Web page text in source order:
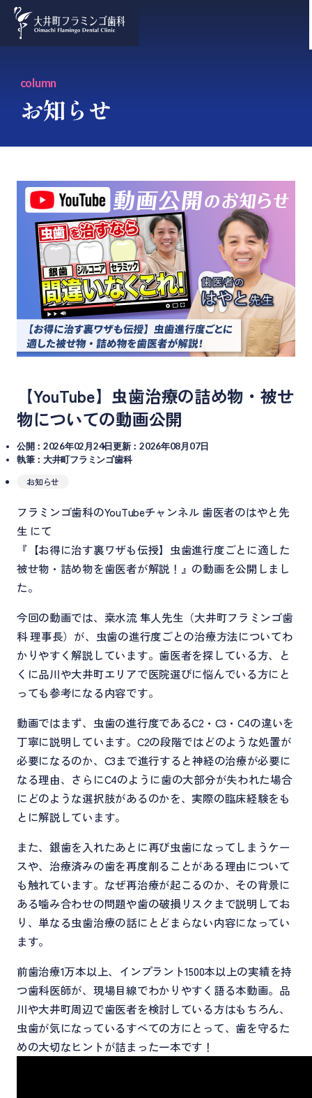
column
お知らせ
【YouTube】虫歯治療の詰め物・被せ
物についての動画公開
公開：2026年02月24日更新：2026年08月07日
執筆：大井町フラミンゴ歯科
お知らせ
フラミンゴ歯科のYouTubeチャンネル 歯医者のはやと先
生 にて
『【お得に治す裏ワザも伝授】虫歯進行度ごとに適した
被せ物・詰め物を歯医者が解説！』の動画を公開しまし
た。
今回の動画では、桒水流 隼人先生（大井町フラミンゴ歯
科 理事長）が、虫歯の進行度ごとの治療方法についてわ
かりやすく解説しています。歯医者を探している方、と
くに品川や大井町エリアで医院選びに悩んでいる方にと
っても参考になる内容です。
動画ではまず、虫歯の進行度であるC2・C3・C4の違いを
丁寧に説明しています。C2の段階ではどのような処置が
必要になるのか、C3まで進行すると神経の治療が必要に
なる理由、さらにC4のように歯の大部分が失われた場合
にどのような選択肢があるのかを、実際の臨床経験をも
とに解説しています。
また、銀歯を入れたあとに再び虫歯になってしまうケー
スや、治療済みの歯を再度削ることがある理由について
も触れています。なぜ再治療が起こるのか、その背景に
ある噛み合わせの問題や歯の破損リスクまで説明してお
り、単なる虫歯治療の話にとどまらない内容になってい
ます。
前歯治療1万本以上、インプラント1500本以上の実績を持
つ歯科医師が、現場目線でわかりやすく語る本動画。品
川や大井町周辺で歯医者を検討している方はもちろん、
虫歯が気になっているすべての方にとって、歯を守るた
めの大切なヒントが詰まった一本です！